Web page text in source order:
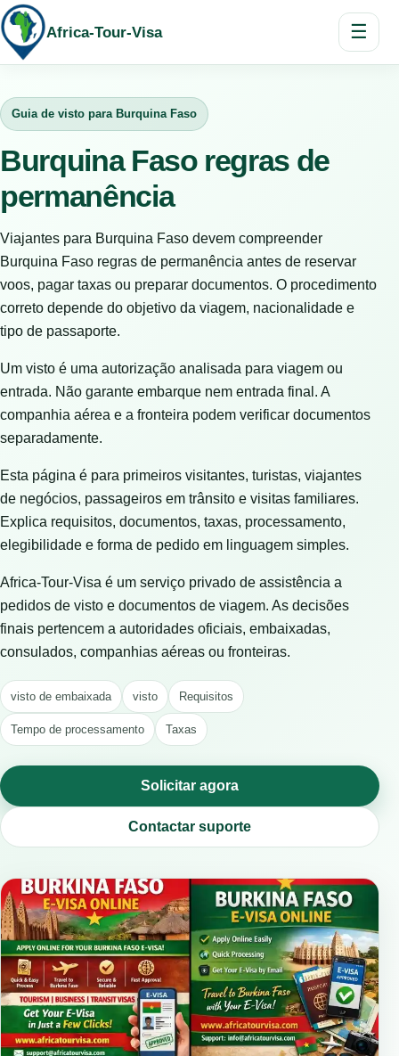
Africa-Tour-Visa ☰
Guia de visto para Burquina Faso
Burquina Faso regras de
permanência
Viajantes para Burquina Faso devem compreender
Burquina Faso regras de permanência antes de reservar
voos, pagar taxas ou preparar documentos. O procedimento
correto depende do objetivo da viagem, nacionalidade e
tipo de passaporte.
Um visto é uma autorização analisada para viagem ou
entrada. Não garante embarque nem entrada final. A
companhia aérea e a fronteira podem verificar documentos
separadamente.
Esta página é para primeiros visitantes, turistas, viajantes
de negócios, passageiros em trânsito e visitas familiares.
Explica requisitos, documentos, taxas, processamento,
elegibilidade e forma de pedido em linguagem simples.
Africa-Tour-Visa é um serviço privado de assistência a
pedidos de visto e documentos de viagem. As decisões
finais pertencem a autoridades oficiais, embaixadas,
consulados, companhias aéreas ou fronteiras.
visto de embaixada visto Requisitos
Tempo de processamento Taxas
Solicitar agora
Contactar suporte